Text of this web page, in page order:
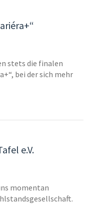
stets die finalen
bei der sich mehr
e.V.
momentan